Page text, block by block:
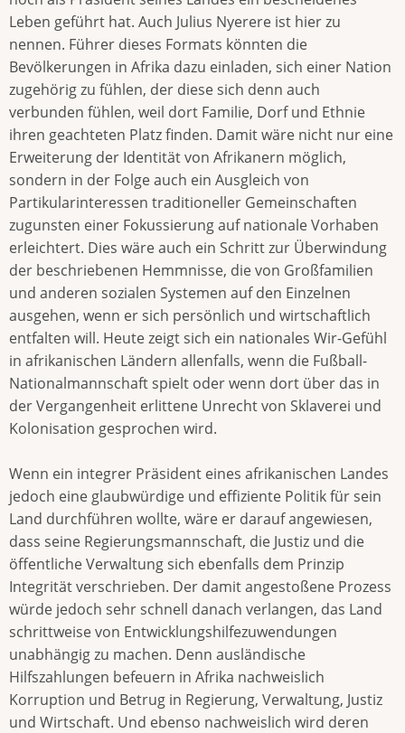
Leben geführt hat. Auch Julius Nyerere ist hier zu
nennen. Führer dieses Formats könnten die
Bevölkerungen in Afrika dazu einladen, sich einer Nation
zugehörig zu fühlen, der diese sich denn auch
verbunden fühlen, weil dort Familie, Dorf und Ethnie
ihren geachteten Platz finden. Damit wäre nicht nur eine
Erweiterung der Identität von Afrikanern möglich,
sondern in der Folge auch ein Ausgleich von
Partikularinteressen traditioneller Gemeinschaften
zugunsten einer Fokussierung auf nationale Vorhaben
erleichtert. Dies wäre auch ein Schritt zur Überwindung
der beschriebenen Hemmnisse, die von Großfamilien
und anderen sozialen Systemen auf den Einzelnen
ausgehen, wenn er sich persönlich und wirtschaftlich
entfalten will. Heute zeigt sich ein nationales Wir-Gefühl
in afrikanischen Ländern allenfalls, wenn die Fußball-
Nationalmannschaft spielt oder wenn dort über das in
der Vergangenheit erlittene Unrecht von Sklaverei und
Kolonisation gesprochen wird.
Wenn ein integrer Präsident eines afrikanischen Landes
jedoch eine glaubwürdige und effiziente Politik für sein
Land durchführen wollte, wäre er darauf angewiesen,
dass seine Regierungsmannschaft, die Justiz und die
öffentliche Verwaltung sich ebenfalls dem Prinzip
Integrität verschrieben. Der damit angestoßene Prozess
würde jedoch sehr schnell danach verlangen, das Land
schrittweise von Entwicklungshilfezuwendungen
unabhängig zu machen. Denn ausländische
Hilfszahlungen befeuern in Afrika nachweislich
Korruption und Betrug in Regierung, Verwaltung, Justiz
und Wirtschaft. Und ebenso nachweislich wird deren